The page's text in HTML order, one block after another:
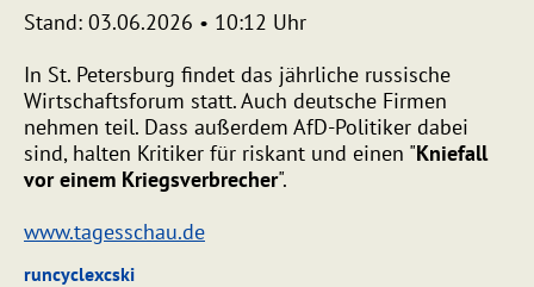
Stand: 03.06.2026 • 10:12 Uhr
In St. Petersburg findet das jährliche russische
Wirtschaftsforum statt. Auch deutsche Firmen
nehmen teil. Dass außerdem AfD-Politiker dabei
sind, halten Kritiker für riskant und einen "Kniefall
vor einem Kriegsverbrecher".
www.tagesschau.de
runcyclexcski